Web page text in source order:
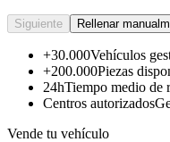
Siguiente Rellenar
+30.000Vehículos
+200.000Piezas
24hTiempo medio de
Centros autorizados
Vende tu vehículo